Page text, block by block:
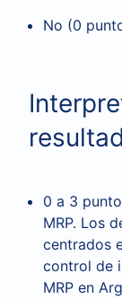
No (0
0 a 3
MRP. Los
centrados
control de
MRP en